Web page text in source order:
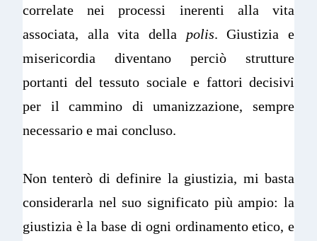
correlate nei processi inerenti alla vita
associata, alla vita della polis. Giustizia e
misericordia diventano perciò strutture
portanti del tessuto sociale e fattori decisivi
per il cammino di umanizzazione, sempre
necessario e mai concluso.
Non tenterò di definire la giustizia, mi basta
considerarla nel suo significato più ampio: la
giustizia è la base di ogni ordinamento etico, e